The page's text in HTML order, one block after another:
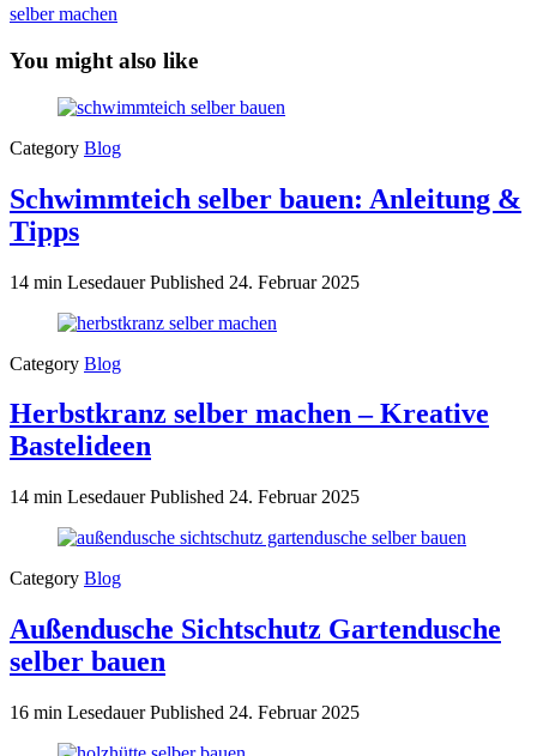
selber machen
You might also like
Category Blog
Schwimmteich selber bauen: Anleitung &
Tipps
14 min LesedauerPublished 24. Februar 2025
Category Blog
Herbstkranz selber machen – Kreative
Bastelideen
14 min LesedauerPublished 24. Februar 2025
Category Blog
Außendusche Sichtschutz Gartendusche
selber bauen
16 min LesedauerPublished 24. Februar 2025